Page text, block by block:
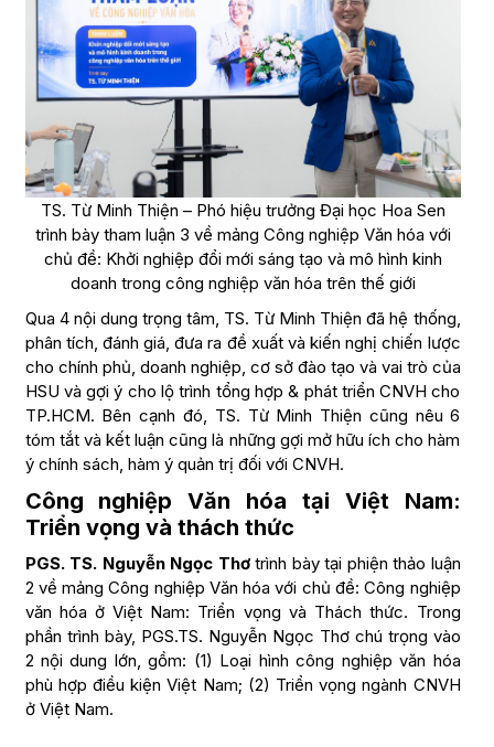
TS. Từ Minh Thiện – Phó hiệu trưởng Đại học Hoa Sen
trình bày tham luận 3 về mảng Công nghiệp Văn hóa với
chủ đề: Khởi nghiệp đổi mới sáng tạo và mô hình kinh
doanh trong công nghiệp văn hóa trên thế giới
Qua 4 nội dung trọng tâm, TS. Từ Minh Thiện đã hệ thống,
phân tích, đánh giá, đưa ra đề xuất và kiến nghị chiến lược
cho chính phủ, doanh nghiệp, cơ sở đào tạo và vai trò của
HSU và gợi ý cho lộ trình tổng hợp & phát triển CNVH cho
TP.HCM. Bên cạnh đó, TS. Từ Minh Thiện cũng nêu 6
tóm tắt và kết luận cũng là những gợi mở hữu ích cho hàm
ý chính sách, hàm ý quản trị đối với CNVH.
Công nghiệp Văn hóa tại Việt Nam:
Triển vọng và thách thức
PGS. TS. Nguyễn Ngọc Thơ trình bày tại phiện thảo luận
2 về mảng Công nghiệp Văn hóa với chủ đề: Công nghiệp
văn hóa ở Việt Nam: Triển vọng và Thách thức. Trong
phần trình bày, PGS.TS. Nguyễn Ngọc Thơ chú trọng vào
2 nội dung lớn, gồm: (1) Loại hình công nghiệp văn hóa
phù hợp điều kiện Việt Nam; (2) Triển vọng ngành CNVH
ở Việt Nam.